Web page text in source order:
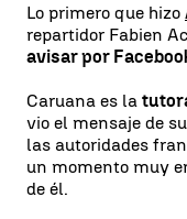
Lo primero que hizo
repartidor Fabien
avisar por
Caruana es la
vio el mensaje de
las autoridades
un momento muy
de él.